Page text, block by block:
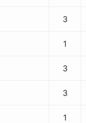
3
1
3
3
1